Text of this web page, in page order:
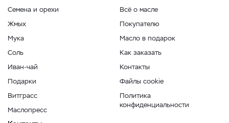
Семена и орехи
Жмых
Мука
Соль
Иван-чай
Подарки
Витграсс
Маслопресс
Всё о масле
Покупателю
Масло в подарок
Как заказать
Контакты
Файлы cookie
Политика
конфиденциальности